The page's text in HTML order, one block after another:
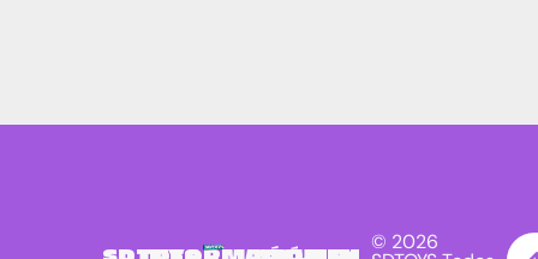
SDTOYS
INFORMACIÓN
SÍGUENOS
NEWSLETTER
© 2026